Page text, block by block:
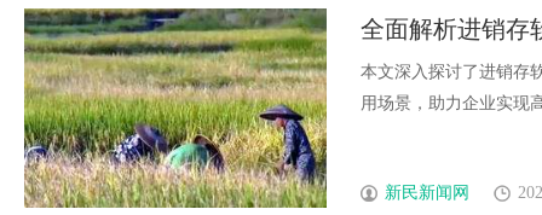
全面解析进销存
本文深入探讨了进销存
用场景，助力企业实现
新民新闻网